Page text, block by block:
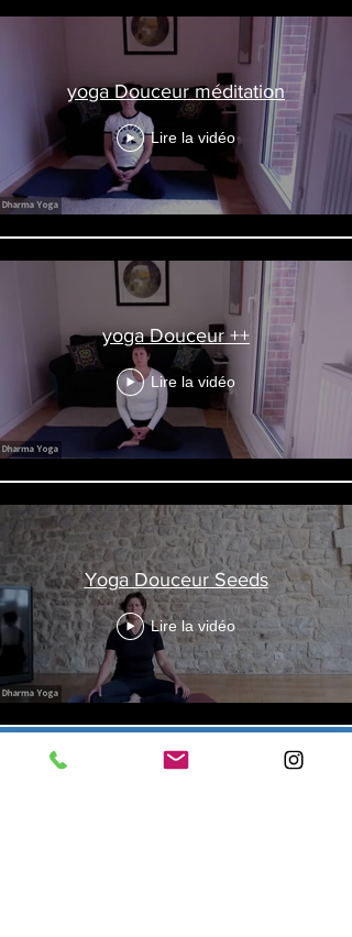
yoga Douceur méditation
Lire la vidéo
yoga Douceur ++
Lire la vidéo
Yoga Douceur Seeds
Lire la vidéo
En voir plus